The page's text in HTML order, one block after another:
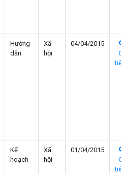
Hướng
dẫn
Xã
hội
04/04/2015
Kế
hoạch
Xã
hội
01/04/2015